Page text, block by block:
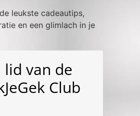
leukste cadeautips,
en een glimlach in je
lid van de
Club